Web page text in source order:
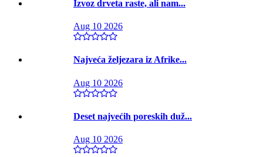
Izvoz drveta raste, ali nam...
Aug 10 2026
Najveća željezara iz Afrike...
Aug 10 2026
Deset najvećih poreskih duž...
Aug 10 2026